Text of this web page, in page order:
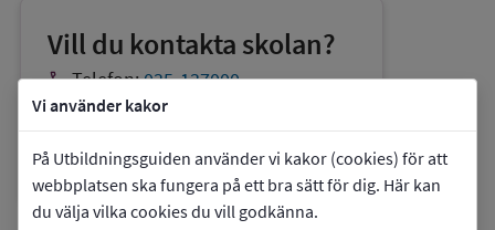
Vi använder kakor
På Utbildningsguiden använder vi kakor (cookies) för att
webbplatsen ska fungera på ett bra sätt för dig. Här kan
du välja vilka cookies du vill godkänna.
Vill du kontakta skolan?
phoneTelefon:035-137000
mailE-post: bun.diarium@halmstad.se
linkWebbplats:Vallåsskolan F-9